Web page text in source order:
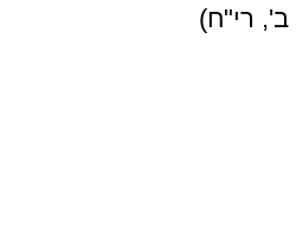
רי"ח)